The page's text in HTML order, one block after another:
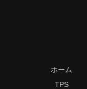
ホーム
TPS